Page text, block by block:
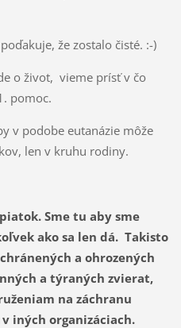
že zostalo čisté. :-)
o život, vieme prísť v čo
pomoc.
v podobe eutanázie môže
len v kruhu rodiny.
Smetu aby sme
ako sa len dá. Takisto
a ohrozených
a týraných zvierat,
na záchranu
iných organizáciach.